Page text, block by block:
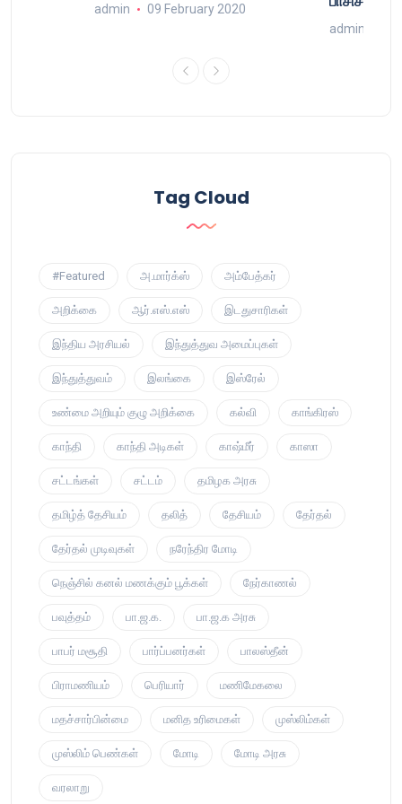
admin 09 February 2020
admin
Tag Cloud
#Featured அ.மார்க்ஸ் அம்பேத்கர்
அறிக்கை ஆர்.எஸ்.எஸ் இடதுசாரிகள்
இந்திய அரசியல் இந்துத்துவ அமைப்புகள்
இந்துத்துவம் இலங்கை இஸ்ரேல்
உண்மை அறியும் குழு அறிக்கை கல்வி காங்கிரஸ்
காந்தி காந்தி அடிகள் காஷ்மீர் காஸா
சட்டங்கள் சட்டம் தமிழக அரசு
தமிழ்த் தேசியம் தலித் தேசியம் தேர்தல்
தேர்தல் முடிவுகள் நரேந்திர மோடி
நெஞ்சில் கனல் மணக்கும் பூக்கள் நேர்காணல்
பவுத்தம் பா.ஜ.க. பா.ஜ.க அரசு
பாபர் மசூதி பார்ப்பனர்கள் பாலஸ்தீன்
பிராமணியம் பெரியார் மணிமேகலை
மதச்சார்பின்மை மனித உரிமைகள் முஸ்லிம்கள்
முஸ்லிம் பெண்கள் மோடி மோடி அரசு
வரலாறு